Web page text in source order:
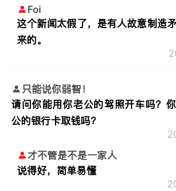
Foi
这个新闻太假了，是有人故意制造
来的。
只能说你弱智！
请问你能用你老公的驾照开车吗？
公的银行卡取钱吗？
才不管是不是一家人
说得好，简单易懂